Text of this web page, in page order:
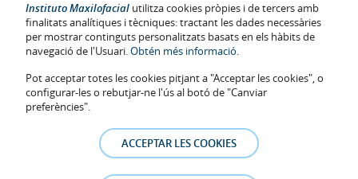
Última actualització: 2023
Num. d'autorització de centre sanitari: E08646940
La informació present a la web no reemplaça sinó complementa la
relació metge-pacient. En cas de dubte, consulti amb el metge de
referència. Les fotos i els testimonis dels pacients identificables que
apareixen a la web estan publicades amb el seu consentiment i es
retiraran a qualsevol moment a petició dels pacients.
Instituto Maxilofacial utilitza cookies pròpies i de tercers amb
finalitats analítiques i tècniques: tractant les dades necessàries
per mostrar continguts personalitzats basats en els hàbits de
navegació de l'Usuari.Obtén més informació.
Pot acceptar totes les cookies pitjant a "Acceptar les cookies", o
configurar-les o rebutjar-ne l'ús al botó de "Canviar
preferències".
ACCEPTAR LES COOKIES